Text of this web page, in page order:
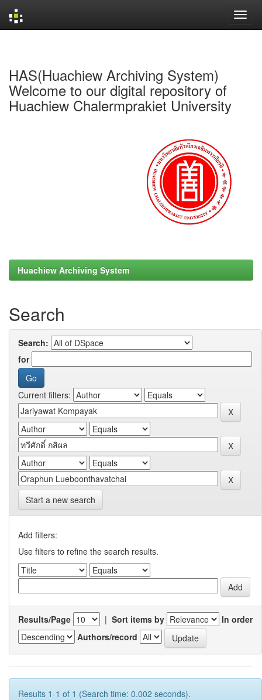
HAS(Huachiew Archiving System)
Welcome to our digital repository of
Huachiew Chalermprakiet University
Huachiew Archiving System
Search
Search:
for
Current filters:
Start a new search
Add filters:
Use filters to refine the search results.
Results/Page | Sort items by
In order
Authors/record
Results 1-1 of 1 (Search time: 0.002 seconds).